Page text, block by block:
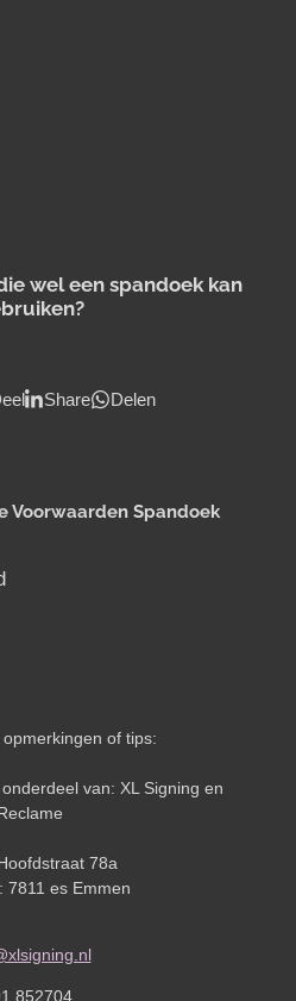
wel een spandoek kan
Share Delen
Voorwaarden Spandoek
of tips:
van: XL Signing en
78a
7811 es Emmen
852704